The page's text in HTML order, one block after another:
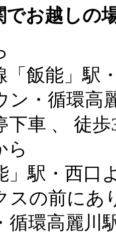
でお越しの
「飯能」駅
ン・循環高
下車 、 徒歩
ら
」駅・西口
スの前に
循環高麗川